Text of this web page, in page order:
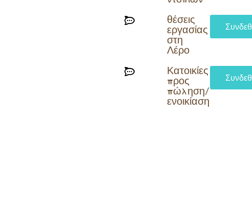
θέσεις
εργασίας
στη
Λέρο
Κατοικίες
προς
πώληση/
ενοικίαση